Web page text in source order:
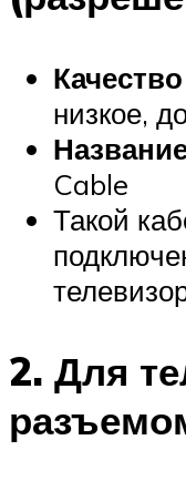
низкое,
Cable
Такой
2. Для